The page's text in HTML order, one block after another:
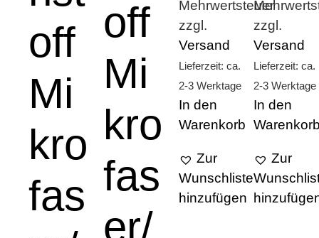
off
Mi
kro
fas
off
Mi
kro
fas
er/
Mehrwertsteuer
zzgl.
Versand
Lieferzeit: ca.
2-3 Werktage
In den
Warenkorb
Zur
Wunschliste
hinzufügen
zzgl.
Versand
Lieferzeit: ca.
2-3 Werktage
In den
Zur